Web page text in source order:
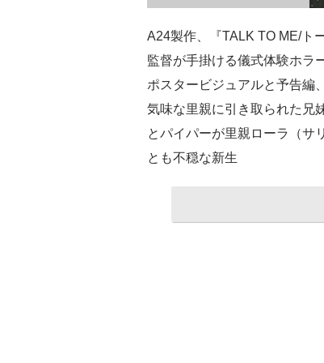
A24製作、『TALK TO ME/ト
監督が手掛ける儀式体験ホラ
ポスタービジュアルと予告編
気味な里親に引き取られた兄
とパイパーが里親ローラ（サ
とも不穏な新生